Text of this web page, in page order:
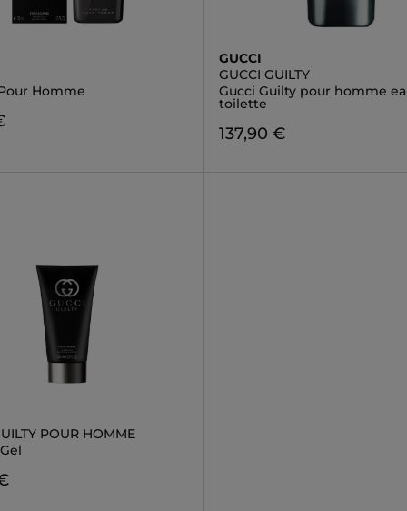
Homme
GUCCI
GUCCI GUILTY
Gucci Guilty pour homme
toilette
137,90 €
POUR HOMME